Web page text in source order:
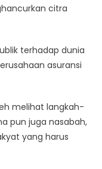
citra
terhadap dunia
asuransi
melihat langkah-
pun juga nasabah,
yang harus